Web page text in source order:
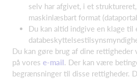
selv har afgivet, i et
maskinlæsbart format
Du kan altid indgive en klage til
Du kan gøre brug af dine rettigheder
på vores e-mail. Der kan være
begrænsninger til disse rettigheder.